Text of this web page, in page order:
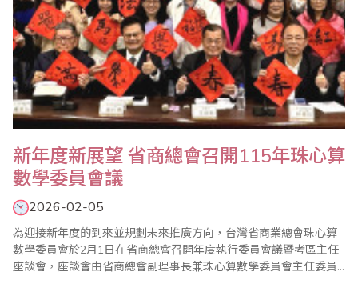
新年度新展望 省商總會召開115年珠心算
數學委員會議
2026-02-05
為迎接新年度的到來並規劃未來推廣方向，台灣省商業總會珠心算
數學委員會於2月1日在省商總會召開年度執行委員會議暨考區主任
座談會，座談會由省商總會副理事長兼珠心算數學委員會主任委員